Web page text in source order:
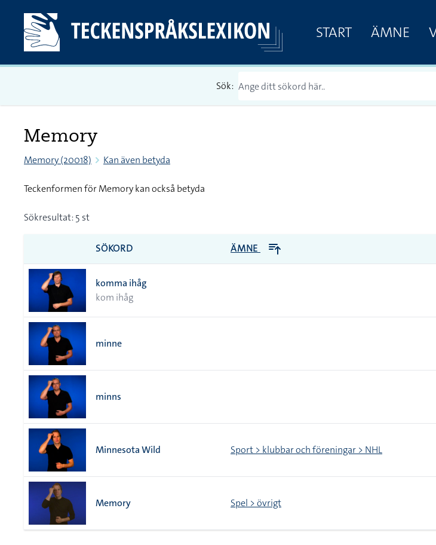
START ÄMNE
Sök:
Memory
Memory (20018) Kan även betyda
Teckenformen för Memory kan också betyda
Sökresultat: 5 st
SÖKORD ÄMNE
komma ihåg
kom ihåg
minne
minns
Minnesota Wild Sport > klubbar och föreningar > NHL
Memory Spel > övrigt